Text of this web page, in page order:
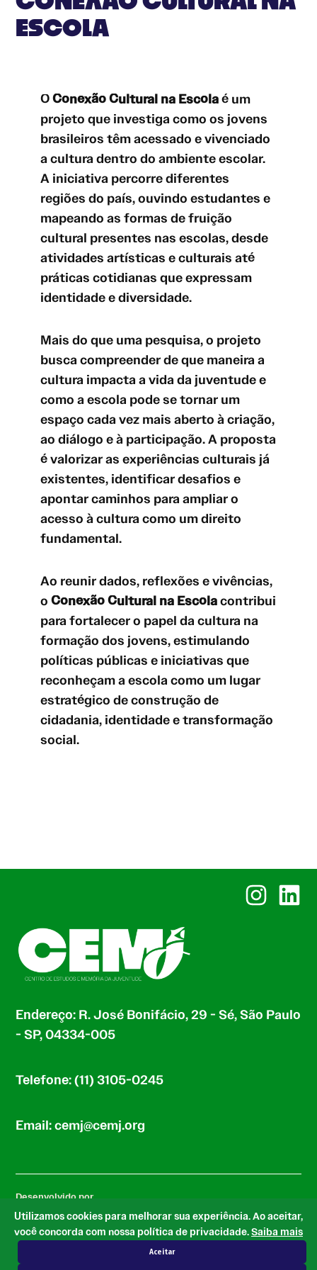
ESCOLA
OConexão Cultural na Escolaé um
projeto que investiga como os jovens
brasileiros têm acessado e vivenciado
a cultura dentro do ambiente escolar.
A iniciativa percorre diferentes
regiões do país, ouvindo estudantes e
mapeando as formas de fruição
cultural presentes nas escolas, desde
atividades artísticas e culturais até
práticas cotidianas que expressam
identidade e diversidade.
Mais do que uma pesquisa, o projeto
busca compreender de que maneira a
cultura impacta a vida da juventude e
como a escola pode se tornar um
espaço cada vez mais aberto à criação,
ao diálogo e à participação. A proposta
é valorizar as experiências culturais já
existentes, identificar desafios e
apontar caminhos para ampliar o
acesso à cultura como um direito
fundamental.
Ao reunir dados, reflexões e vivências,
oConexão Cultural na Escolacontribui
para fortalecer o papel da cultura na
formação dos jovens, estimulando
políticas públicas e iniciativas que
reconheçam a escola como um lugar
estratégico de construção de
cidadania, identidade e transformação
social.
Instagram
Endereço: R. José Bonifácio, 29 - Sé, São Paulo
- SP, 04334-005
Telefone: (11) 3105-0245
Email: cemj@cemj.org
Desenvolvido por
com base no tema Newspack by Automattic
Utilizamos cookies para melhorar sua experiência. Ao aceitar,
você concorda com nossa política de privacidade.Saiba mais
Aceitar